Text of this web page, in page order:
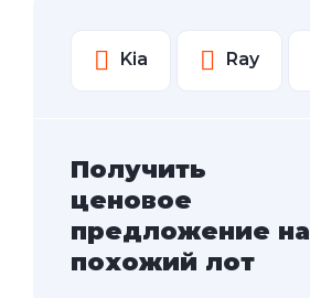
Kia Ray
Получить
ценовое
предложение на
похожий лот